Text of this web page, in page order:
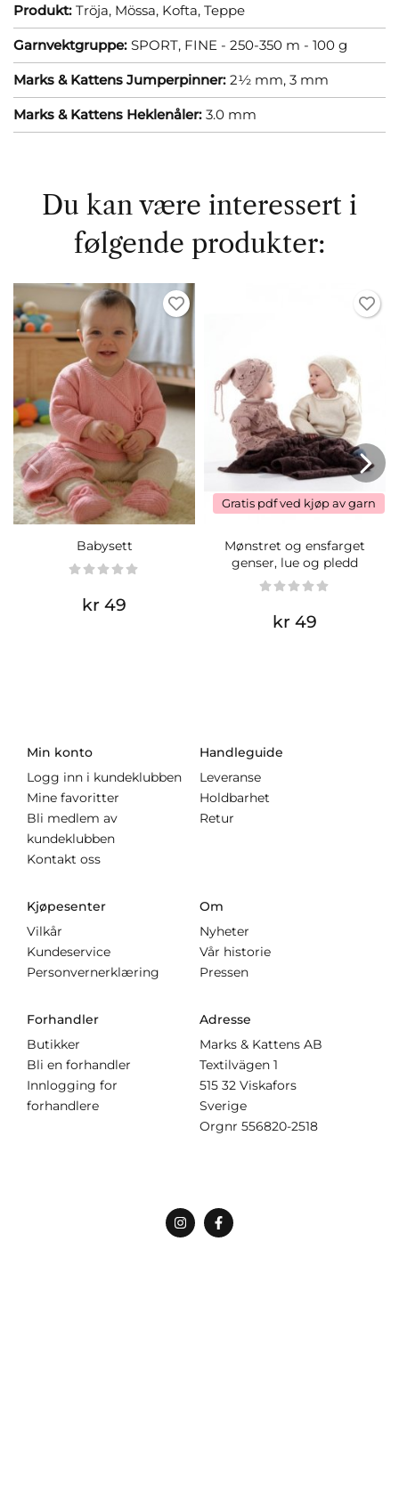
Produkt: Tröja, Mössa, Kofta, Teppe
Garnvektgruppe: SPORT, FINE - 250-350 m - 100 g
Marks & Kattens Jumperpinner: 2½ mm, 3 mm
Marks & Kattens Heklenåler: 3.0 mm
Du kan være interessert i
følgende produkter:
Babysett
kr 49
Gratis pdf ved kjøp av garn
Mønstret og ensfarget
genser, lue og pledd
kr 49
Min konto
Logg inn i kundeklubben
Mine favoritter
Bli medlem av
kundeklubben
Kontakt oss
Handleguide
Leveranse
Holdbarhet
Retur
Kjøpesenter
Vilkår
Kundeservice
Personvernerklæring
Om
Nyheter
Vår historie
Pressen
Forhandler
Butikker
Bli en forhandler
Innlogging for
forhandlere
Adresse
Marks & Kattens AB
Textilvägen 1
515 32 Viskafors
Sverige
Orgnr 556820-2518